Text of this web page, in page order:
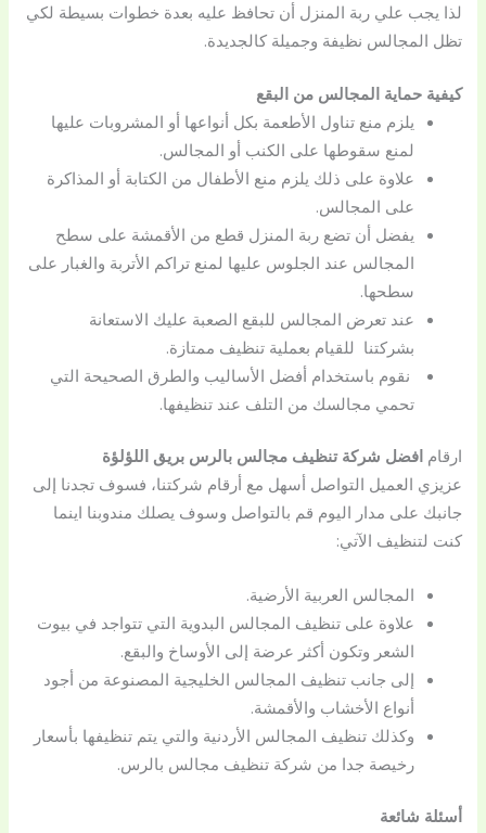
لذا يجب علي ربة المنزل أن تحافظ عليه بعدة خطوات بسيطة لكي
تظل المجالس نظيفة وجميلة كالجديدة.
كيفية حماية المجالس من البقع
يلزم منع تناول الأطعمة بكل أنواعها أو المشروبات عليها
لمنع سقوطها على الكنب أو المجالس.
علاوة على ذلك يلزم منع الأطفال من الكتابة أو المذاكرة
على المجالس.
يفضل أن تضع ربة المنزل قطع من الأقمشة على سطح
المجالس عند الجلوس عليها لمنع تراكم الأتربة والغبار على
سطحها.
عند تعرض المجالس للبقع الصعبة عليك الاستعانة
بشركتنا للقيام بعملية تنظيف ممتازة.
نقوم باستخدام أفضل الأساليب والطرق الصحيحة التي
تحمي مجالسك من التلف عند تنظيفها.
ارقامافضل شركة تنظيف مجالس بالرس بريق اللؤلؤة
عزيزي العميل التواصل أسهل مع أرقام شركتنا، فسوف تجدنا إلى
جانبك على مدار اليوم قم بالتواصل وسوف يصلك مندوبنا اينما
كنت لتنظيف الآتي:
المجالس العربية الأرضية.
علاوة على تنظيف المجالس البدوية التي تتواجد في بيوت
الشعر وتكون أكثر عرضة إلى الأوساخ والبقع.
إلى جانب تنظيف المجالس الخليجية المصنوعة من أجود
أنواع الأخشاب والأقمشة.
وكذلك تنظيف المجالس الأردنية والتي يتم تنظيفها بأسعار
رخيصة جدا من شركة تنظيف مجالس بالرس.
أسئلة شائعة